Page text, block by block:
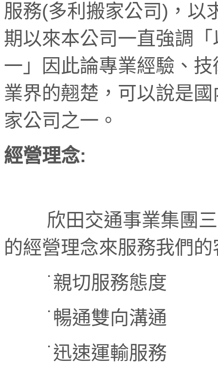
服務(多利搬家公司)，以
期以來本公司一直強調
一」因此論專業經驗、
業界的翹楚，可以說是
家公司之一。
經營理念:
欣田交通事業集團三
的經營理念來服務我們
˙親切服務態度
˙暢通雙向溝通
˙迅速運輸服務